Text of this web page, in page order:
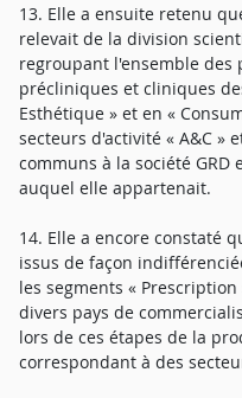
13. Elle a ensuite retenu
relevait de la division
regroupant l'ensemble des
précliniques et cliniques
Esthétique » et en «
secteurs d'activité « A&C »
communs à la société
auquel elle appartenait.
14. Elle a encore constaté
issus de façon
les segments «
divers pays de
lors de ces étapes de la
correspondant à des